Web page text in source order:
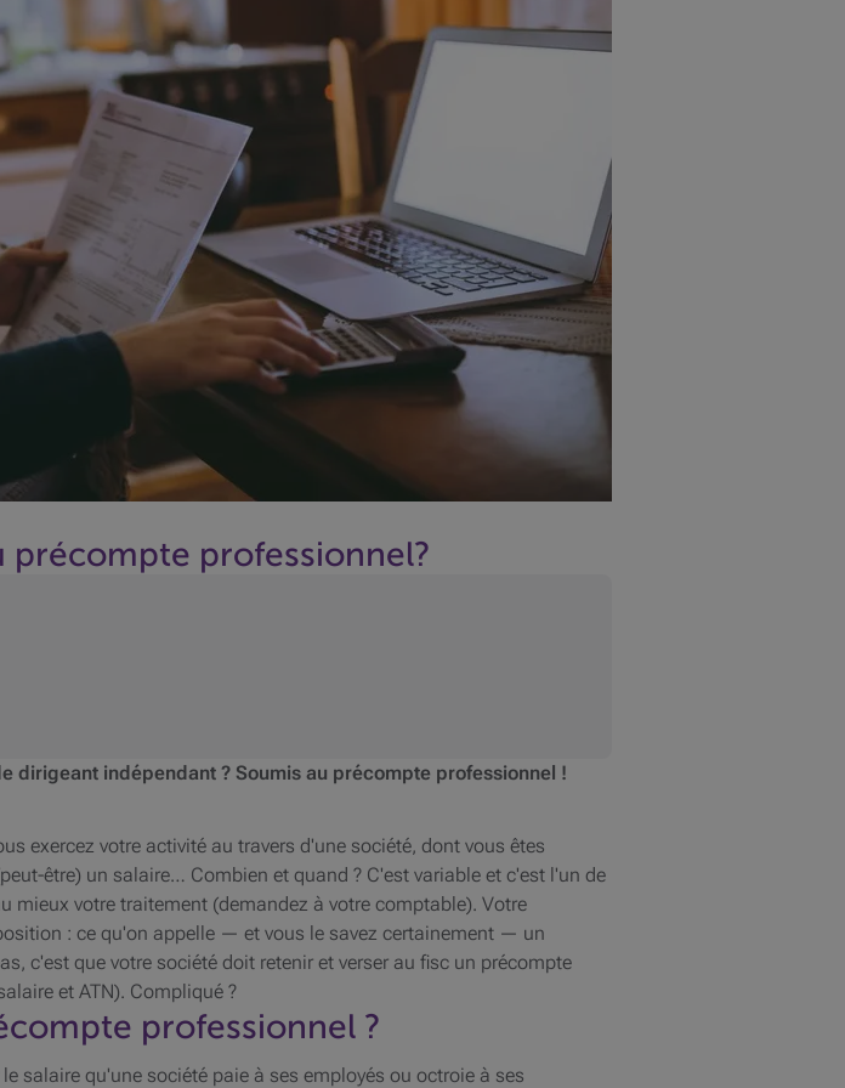
précompte professionnel?
dirigeant indépendant ? Soumis au précompte professionnel !
exercez votre activité au travers d'une société, dont vous êtes
être) un salaire… Combien et quand ? C'est variable et c'est l'un de
mieux votre traitement (demandez à votre comptable). Votre
: ce qu'on appelle — et vous le savez certainement — un
c'est que votre société doit retenir et verser au fisc un précompte
et ATN). Compliqué ?
professionnel ?
salaire qu'une société paie à ses employés ou octroie à ses